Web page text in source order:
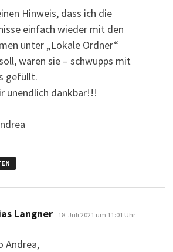
Hinweis, dass ich die
einfach wieder mit den
unter „Lokale Ordner“
waren sie – schwupps mit
gefüllt.
unendlich dankbar!!!
Langner sagt:
18. Juli 2021 um 11:01 Uhr
Andrea,